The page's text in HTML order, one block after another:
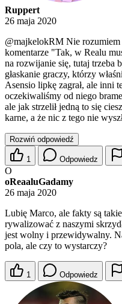
Ruppert
26 maja 2020
@majkelokRM Nie
komentarze "Tak, w Realu
na rozwijanie się, tutaj trzeba
głaskanie graczy, którzy
Asensio lipkę zagrał, ale inni
oczekiwaliśmy od niego
ale jak strzelił jedną to się
karne, a że nic z tego nie
Rozwiń odpowiedź
1 Odpowiedz
O
oReaaluGadamy
26 maja 2020
Lubię Marco, ale fakty są
rywalizować z naszymi
jest wolny i przewidywalny.
pola, ale czy to wystarczy?
1 Odpowiedz